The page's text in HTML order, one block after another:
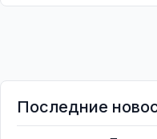
Последние